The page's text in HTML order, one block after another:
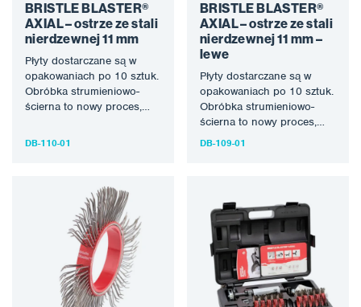
BRISTLE BLASTER®
AXIAL – ostrze ze stali
nierdzewnej 11 mm
Płyty dostarczane są w
opakowaniach po 10 sztuk.
Obróbka strumieniowo-
ścierna to nowy proces,
specjalnie zaprojektowane
DB-110-01
BRISTLE BLASTER®
AXIAL – ostrze ze stali
nierdzewnej 11 mm –
lewe
Płyty dostarczane są w
opakowaniach po 10 sztuk.
Obróbka strumieniowo-
ścierna to nowy proces,
który wykorzystuje
DB-109-01